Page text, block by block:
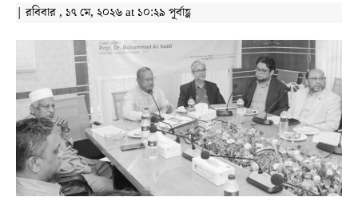
| রবিবার , ১৭ মে, ২০২৬ at ১০:২৯ পূর্বাহ্ণ